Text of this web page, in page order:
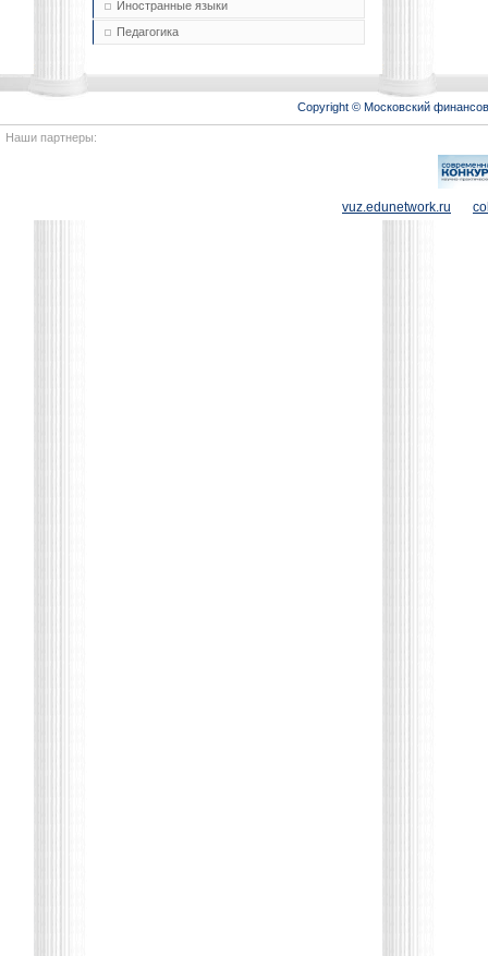
Иностранные языки
Педагогика
Copyright © Московский
Наши партнеры:
vuz.edunetwork.ru